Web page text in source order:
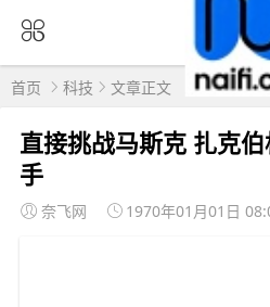
首页 科技 文章正文
直接挑战马斯克 扎克
手
奈飞网 1970年01月01日